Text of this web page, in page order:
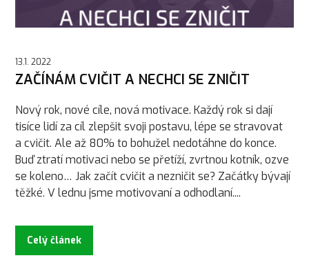
13.1. 2022
ZAČÍNÁM CVIČIT A NECHCI SE ZNIČIT
Nový rok, nové cíle, nová motivace. Každý rok si dají
tisíce lidí za cíl zlepšit svoji postavu, lépe se stravovat
a cvičit. Ale až 80% to bohužel nedotáhne do konce.
Buď ztratí motivaci nebo se přetíží, zvrtnou kotník, ozve
se koleno… Jak začít cvičit a nezničit se? Začátky bývají
těžké. V lednu jsme motivovaní a odhodlaní....
Celý článek